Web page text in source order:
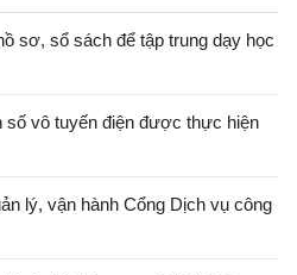
sơ, sổ sách để tập trung dạy học
số vô tuyến điện được thực hiện
lý, vận hành Cổng Dịch vụ công